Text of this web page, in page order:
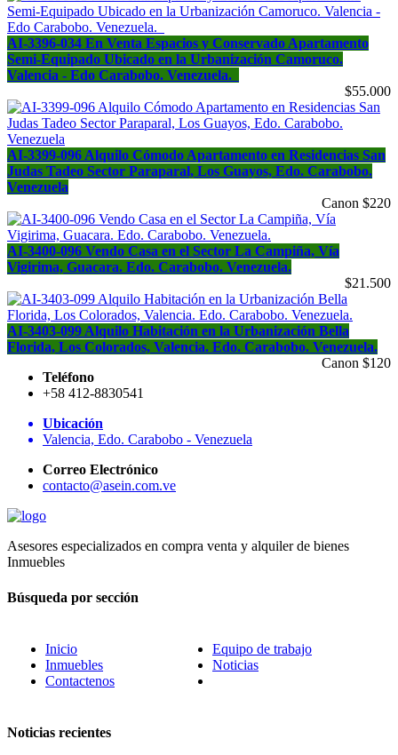
AI-3396-034 En Venta Espacios y Conservado Apartamento
Semi-Equipado Ubicado en la Urbanización Camoruco.
Valencia - Edo Carabobo. Venezuela.
$55.000
AI-3399-096 Alquilo Cómodo Apartamento en Residencias San
Judas Tadeo Sector Paraparal, Los Guayos, Edo. Carabobo.
Venezuela
Canon $220
AI-3400-096 Vendo Casa en el Sector La Campiña, Vía
Vigirima, Guacara. Edo. Carabobo. Venezuela.
$21.500
AI-3403-099 Alquilo Habitación en la Urbanización Bella
Florida, Los Colorados, Valencia. Edo. Carabobo. Venezuela.
Canon $120
Teléfono
+58 412-8830541
Ubicación
Valencia, Edo. Carabobo - Venezuela
Correo Electrónico
contacto@asein.com.ve
Asesores especializados en compra venta y alquiler de bienes
Inmuebles
Búsqueda por sección
Inicio
Inmuebles
Contactenos
Equipo de trabajo
Noticias
Noticias recientes